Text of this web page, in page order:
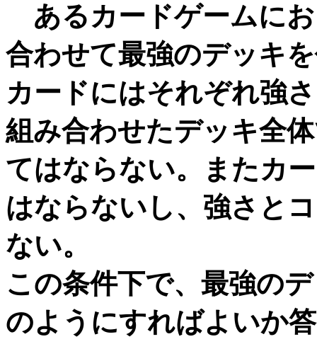
あるカードゲームに
合わせて最強のデッキ
カードにはそれぞれ強
組み合わせたデッキ全
てはならない。またカ
はならないし、強さと
ない。
この条件下で、最強の
のようにすればよいか